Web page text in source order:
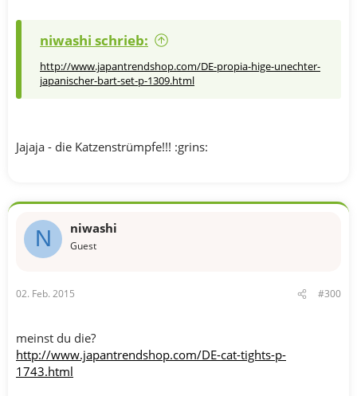
niwashi schrieb:
http://www.japantrendshop.com/DE-propia-hige-unechter-
japanischer-bart-set-p-1309.html
Jajaja - die Katzenstrümpfe!!! :grins:
N niwashi
Guest
02. Feb. 2015 #300
meinst du die?
http://www.japantrendshop.com/DE-cat-tights-p-
1743.html